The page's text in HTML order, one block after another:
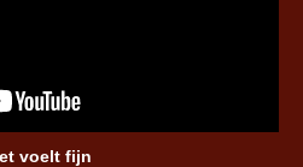
voelt fijn